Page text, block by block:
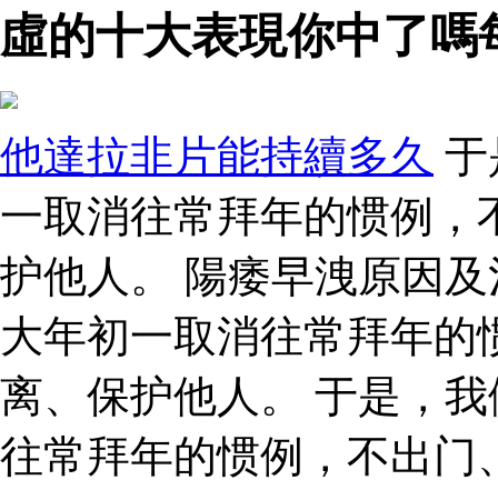
虛的十大表現你中了
他達拉非片能持續多久 于
一取消往常拜年的惯例，
护他人。 陽痿早洩原因
大年初一取消往常拜年
离、保护他人。 于是，
往常拜年的惯例，不出门